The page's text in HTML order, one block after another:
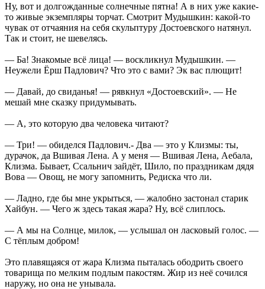
Ну, вот и долгожданные солнечные пятна! А в них уже какие-
то живые экземпляры торчат. Смотрит Мудышкин: какой-то
чувак от отчаяния на себя скульптуру Достоевского натянул.
Так и стоит, не шевелясь.
— Ба! Знакомые всё лица! — воскликнул Мудышкин. —
Неужели Ёрш Падлович? Что это с вами? Эк вас плющит!
— Давай, до свиданья! — рявкнул «Достоевский». — Не
мешай мне сказку придумывать.
— А, это которую два человека читают?
— Три! — обиделся Падлович.- Два — это у Клизмы: ты,
дурачок, да Вшивая Лена. А у меня — Вшивая Лена, Аебала,
Клизма. Бывает, Ссальнич зайдёт, Шило, по праздникам дядя
Вова — Овощ, не могу запомнить, Редиска что ли.
— Ладно, где бы мне укрыться, — жалобно застонал старик
Хайбун. — Чего ж здесь такая жара? Ну, всё слиплось.
— А мы на Солнце, милок, — услышал он ласковый голос. —
С тёплым добром!
Это плавящаяся от жара Клизма пыталась ободрить своего
товарища по мелким подлым пакостям. Жир из неё сочился
наружу, но она не унывала.